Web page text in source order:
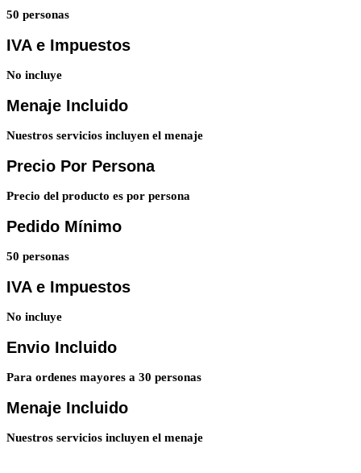
50 personas
IVA e Impuestos
No incluye
Menaje Incluido
Nuestros servicios incluyen el menaje
Precio Por Persona
Precio del producto es por persona
Pedido Mínimo
50 personas
IVA e Impuestos
No incluye
Envio Incluido
Para ordenes mayores a 30 personas
Menaje Incluido
Nuestros servicios incluyen el menaje